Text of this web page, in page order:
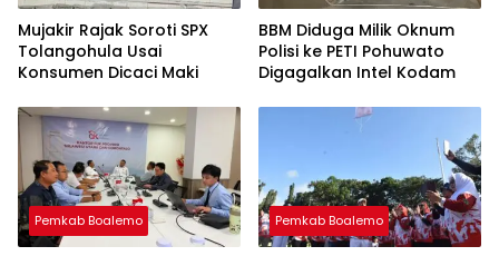
Mujakir Rajak Soroti SPX
Tolangohula Usai
Konsumen Dicaci Maki
BBM Diduga Milik Oknum
Polisi ke PETI Pohuwato
Digagalkan Intel Kodam
Pemkab Boalemo Pemkab Boalemo